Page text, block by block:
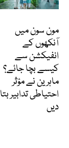
مون سون میں
آنکھوں کے
انفیکشن سے
کیسے بچا جائے؟
ماہرین نے مؤثر
احتیاطی تدابیر بتا
دیں